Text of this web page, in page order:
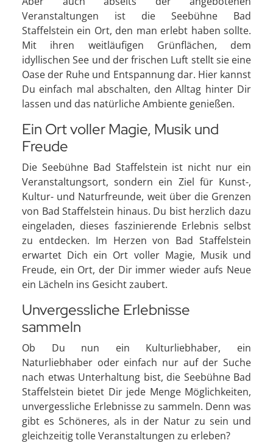
Veranstaltungen ist die Seebühne Bad
Staffelstein ein Ort, den man erlebt haben sollte.
Mit ihren weitläufigen Grünflächen, dem
idyllischen See und der frischen Luft stellt sie eine
Oase der Ruhe und Entspannung dar. Hier kannst
Du einfach mal abschalten, den Alltag hinter Dir
lassen und das natürliche Ambiente genießen.
Ein Ort voller Magie, Musik und
Freude
Die Seebühne Bad Staffelstein ist nicht nur ein
Veranstaltungsort, sondern ein Ziel für Kunst-,
Kultur- und Naturfreunde, weit über die Grenzen
von Bad Staffelstein hinaus. Du bist herzlich dazu
eingeladen, dieses faszinierende Erlebnis selbst
zu entdecken. Im Herzen von Bad Staffelstein
erwartet Dich ein Ort voller Magie, Musik und
Freude, ein Ort, der Dir immer wieder aufs Neue
ein Lächeln ins Gesicht zaubert.
Unvergessliche Erlebnisse
sammeln
Ob Du nun ein Kulturliebhaber, ein
Naturliebhaber oder einfach nur auf der Suche
nach etwas Unterhaltung bist, die Seebühne Bad
Staffelstein bietet Dir jede Menge Möglichkeiten,
unvergessliche Erlebnisse zu sammeln. Denn was
gibt es Schöneres, als in der Natur zu sein und
gleichzeitig tolle Veranstaltungen zu erleben?